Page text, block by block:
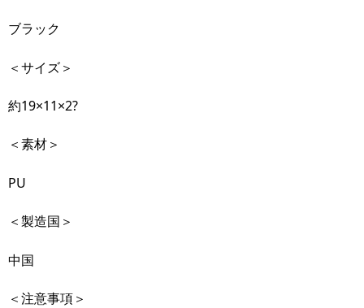
ブラック
＜サイズ＞
約19×11×2?
＜素材＞
PU
＜製造国＞
中国
＜注意事項＞